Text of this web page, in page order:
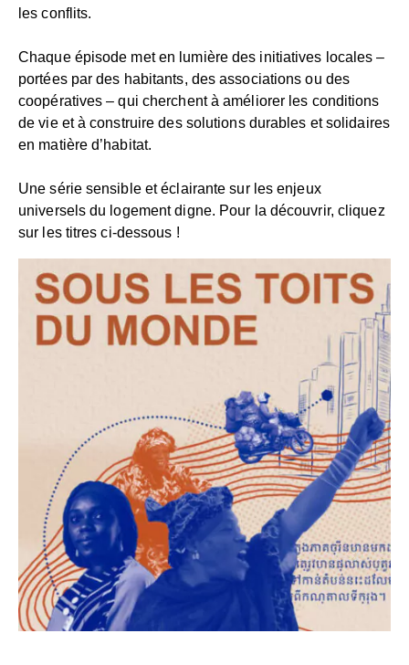
les conflits.
Chaque épisode met en lumière des initiatives locales –
portées par des habitants, des associations ou des
coopératives – qui cherchent à améliorer les conditions
de vie et à construire des solutions durables et solidaires
en matière d’habitat.
Une série sensible et éclairante sur les enjeux
universels du logement digne. Pour la découvrir, cliquez
sur les titres ci-dessous !